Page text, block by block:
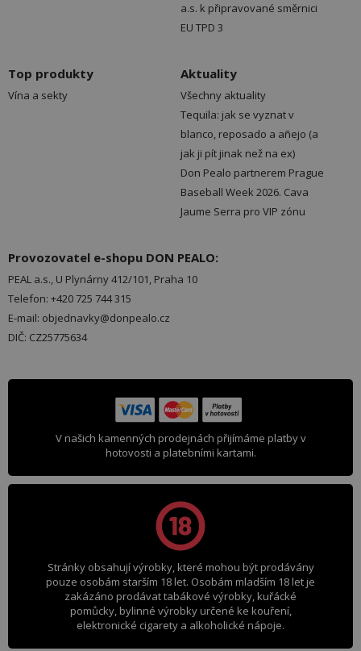
a.s. k připravované směrnici
EU TPD 3
Top produkty
Vína a sekty
Aktuality
Všechny aktuality
Tequila: jak se vyznat v
blanco, reposado a añejo (a
jak ji pít jinak než na ex)
Don Pealo partnerem Prague
Baseball Week 2026. Cava
Jaume Serra pro VIP zónu
Provozovatel e-shopu DON PEALO:
PEAL a.s., U Plynárny 412/101, Praha 10
Telefon: +420 725 744 315
E-mail: objednavky@donpealo.cz
DIČ: CZ25775634
V našich kamenných prodejnách přijímáme platby v
hotovosti a platebními kartami.
Stránky obsahují výrobky, které mohou být prodávány
pouze osobám starším 18 let. Osobám mladším 18 let je
zakázáno prodávat tabákové výrobky, kuřácké
pomůcky, bylinné výrobky určené ke kouření,
elektronické cigarety a alkoholické nápoje.